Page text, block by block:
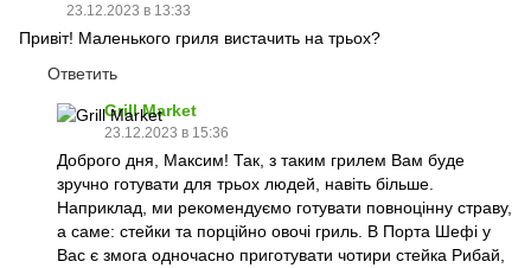
23.12.2023 в 13:33
Привіт! Маленького гриля вистачить на трьох?
Ответить
Grill Market
23.12.2023 в 15:36
Доброго дня, Максим! Так, з таким грилем Вам буде
зручно готувати для трьох людей, навіть більше.
Наприклад, ми рекомендуємо готувати повноцінну страву,
а саме: стейки та порційно овочі гриль. В Порта Шефі у
Вас є змога одночасно приготувати чотири стейка Рибай,